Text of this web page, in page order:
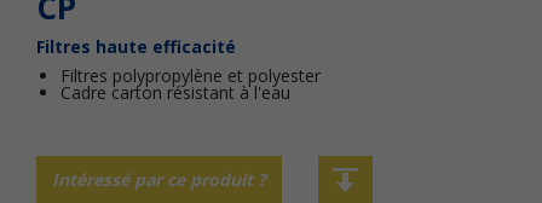
Filtres haute efficacité
Filtres polypropylène et polyester
Cadre carton résistant à l'eau
Intéressé par ce produit ?